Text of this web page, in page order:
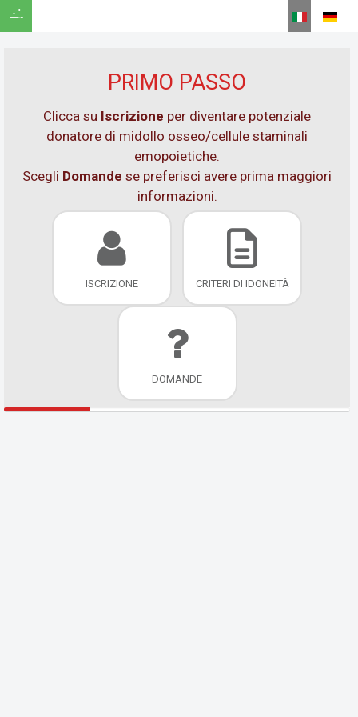
Seleziona la
PRIMO PASSO
Clicca su Iscrizione per diventare potenziale
donatore di midollo osseo/cellule staminali
emopoietiche.
Scegli Domande se preferisci avere prima maggiori
informazioni.
ISCRIZIONE CRITERI DI IDONEITÀ
DOMANDE